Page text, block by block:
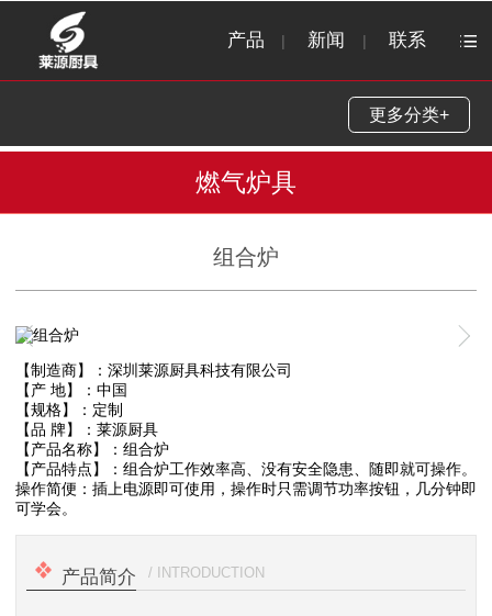
产品 | 新闻 | 联系
更多分类+
燃气炉具
组合炉
1
【制造商】：深圳莱源厨具科技有限公司
【产 地】：中国
【规格】：定制
【品 牌】：莱源厨具
【产品名称】：组合炉
【产品特点】：组合炉工作效率高、没有安全隐患、随即就可操作。
操作简便：插上电源即可使用，操作时只需调节功率按钮，几分钟即
可学会。
产品简介 / INTRODUCTION